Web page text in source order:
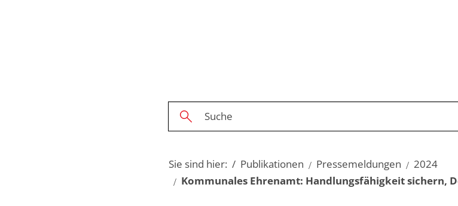
Sie sind hier: Publikationen Pressemeldungen
2024
Kommunales Ehrenamt: Handlungsfähigkeit sichern,